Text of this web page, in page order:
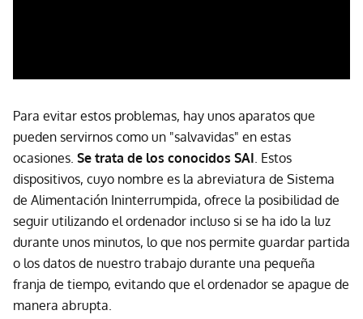
Para evitar estos problemas, hay unos aparatos que
pueden servirnos como un "salvavidas" en estas
ocasiones. Se trata de los conocidos SAI. Estos
dispositivos, cuyo nombre es la abreviatura de Sistema
de Alimentación Ininterrumpida, ofrece la posibilidad de
seguir utilizando el ordenador incluso si se ha ido la luz
durante unos minutos, lo que nos permite guardar partida
o los datos de nuestro trabajo durante una pequeña
franja de tiempo, evitando que el ordenador se apague de
manera abrupta.